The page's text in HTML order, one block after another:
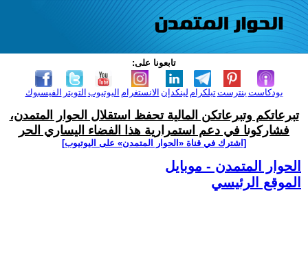
تابعونا على:
الفيسبوك التويتر اليوتيوب الانستغرام لينكدإن تيلكرامبنترست بودكاست
تبرعاتكم وتبرعاتكن المالية تحفظ استقلال الحوار المتمدن،
فشاركونا في دعم استمرارية هذا الفضاء اليساري الحر
[اشترك في قناة ‫«الحوار المتمدن» على اليوتيوب]
الحوار المتمدن - موبايل
الموقع الرئيسي